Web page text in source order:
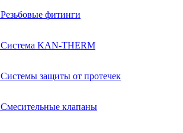
Резьбовые фитинги
Система KAN-THERM
Системы защиты от протечек
Смесительные клапаны